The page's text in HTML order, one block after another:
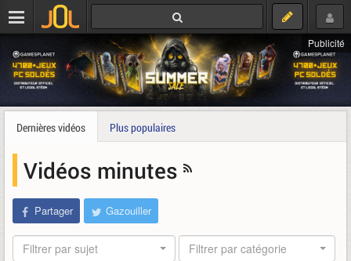
Publicité
Dernières vidéos Plus populaires
Vidéos minutes
Partager Gazouiller
Filtrer par sujet Filtrer par catégorie